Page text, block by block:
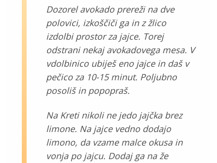
Dozorel avokado prereži na dve
polovici, izkoščiči ga in z žlico
izdolbi prostor za jajce. Torej
odstrani nekaj avokadovega mesa. V
vdolbinico ubiješ eno jajce in daš v
pečico za 10-15 minut. Poljubno
posoliš in popopraš.
Na Kreti nikoli ne jedo jajčka brez
limone. Na jajce vedno dodajo
limono, da vzame malce okusa in
vonja po jajcu. Dodaj ga na že